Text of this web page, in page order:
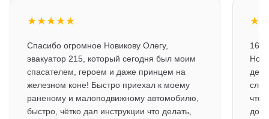
★★★★★
Спасибо огромное Новикову Олегу,
эвакуатор 215, который сегодня был моим
спасателем, героем и даже принцем на
железном коне! Быстро приехал к моему
раненому и малоподвижному автомобилю,
быстро, чётко дал инструкции что делать,
★
до